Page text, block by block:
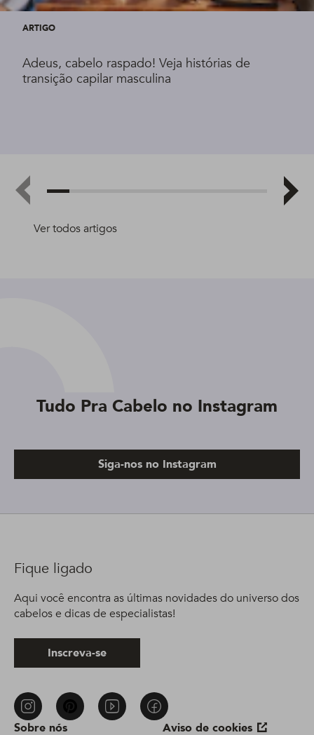
Ver todos artigos
ARTIGO
Adeus, cabelo raspado! Veja histórias de
transição capilar masculina
Tudo Pra Cabelo no Instagram
Siga-nos no Instagram
Sobre nós Aviso de cookies
Fique ligado
Aqui você encontra as últimas novidades do universo dos
cabelos e dicas de especialistas!
Inscreva-se